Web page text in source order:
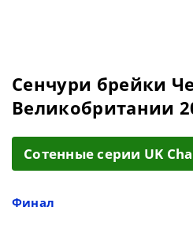
Сенчури брейки
Великобритании
Cотенные серии UK
Финал